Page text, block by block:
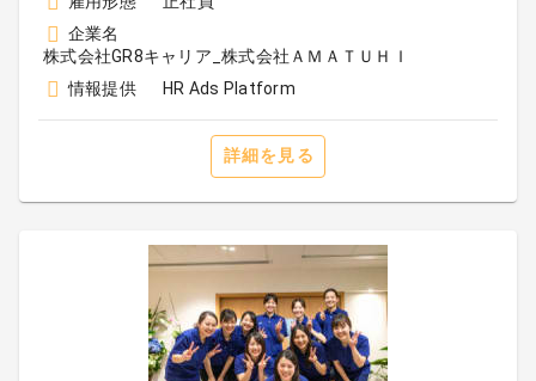
企業名
株式会社GR8キャリア_株式会社ＡＭＡＴＵＨＩ
情報提供
HR Ads Platform
詳細を見る